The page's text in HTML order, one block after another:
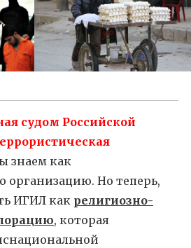
судом Российской
знаем как
организацию. Но теперь,
ИГИЛ как религиозно-
, которая